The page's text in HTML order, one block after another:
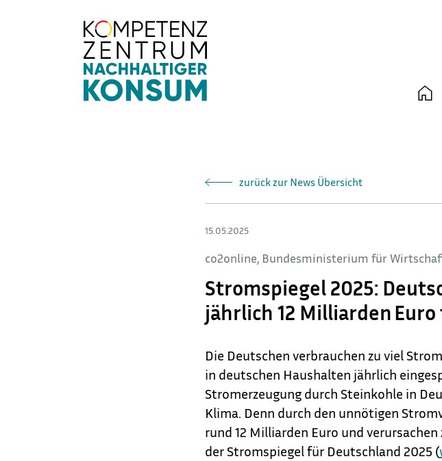
zurück zur News Übersicht
15.05.2025
co2online, Bundesministerium für
Stromspiegel 2025:
jährlich 12 Milliarden
Die Deutschen verbrauchen zu viel
in deutschen Haushalten jährlich
Stromerzeugung durch Steinkohle in
Klima. Denn durch den unnötigen
rund 12 Milliarden Euro und verursachen
der Stromspiegel für Deutschland 2025 (